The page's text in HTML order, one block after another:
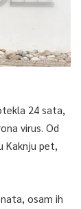
24 sata,
virus. Od
Kaknju pet,
osam ih